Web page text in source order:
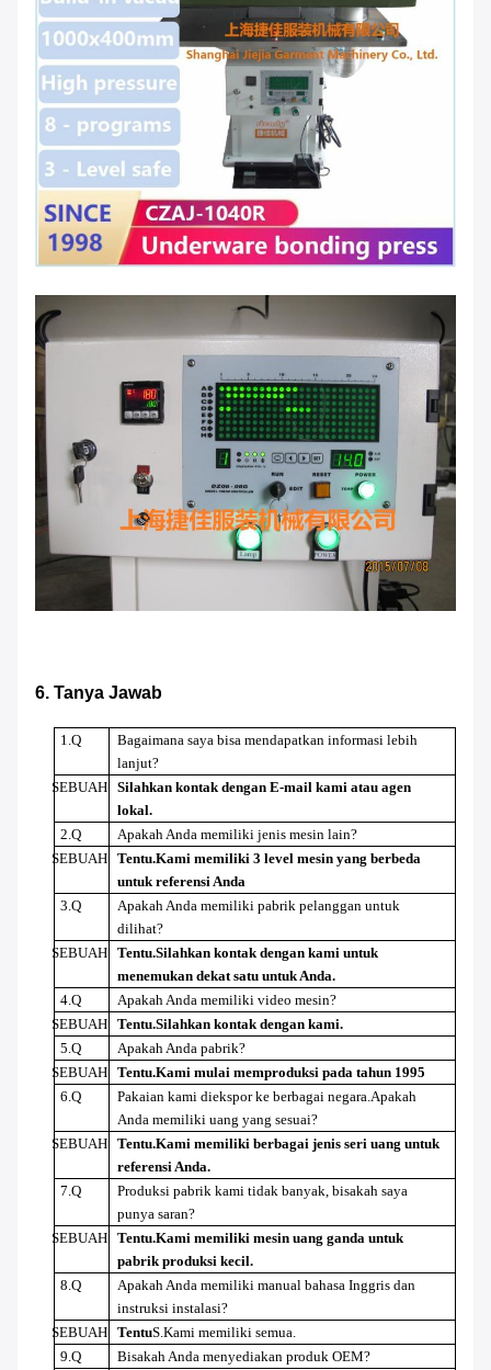
6. Tanya Jawab
1.Q
Bagaimana saya bisa mendapatkan informasi lebih
lanjut?
SEBUAH Silahkan kontak dengan E-mail kami atau agen
lokal.
2.Q
Apakah Anda memiliki jenis mesin lain?
SEBUAH Tentu.Kami memiliki 3 level mesin yang berbeda
untuk referensi Anda
3.Q
Apakah Anda memiliki pabrik pelanggan untuk
dilihat?
SEBUAH Tentu.Silahkan kontak dengan kami untuk
menemukan dekat satu untuk Anda.
4.Q
Apakah Anda memiliki video mesin?
SEBUAH Tentu.Silahkan kontak dengan kami.
5.Q
Apakah Anda pabrik?
SEBUAH Tentu.Kami mulai memproduksi pada tahun 1995
6.Q
Pakaian kami diekspor ke berbagai negara.Apakah
Anda memiliki uang yang sesuai?
SEBUAH Tentu.Kami memiliki berbagai jenis seri uang untuk
referensi Anda.
7.Q
Produksi pabrik kami tidak banyak, bisakah saya
punya saran?
SEBUAH Tentu.Kami memiliki mesin uang ganda untuk
pabrik produksi kecil.
8.Q
Apakah Anda memiliki manual bahasa Inggris dan
instruksi instalasi?
SEBUAH TentuS.Kami memiliki semua.
9.Q
Bisakah Anda menyediakan produk OEM?